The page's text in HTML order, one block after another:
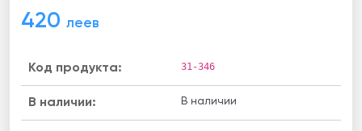
420 леев
Код продукта: 31-346
B наличии: В наличии